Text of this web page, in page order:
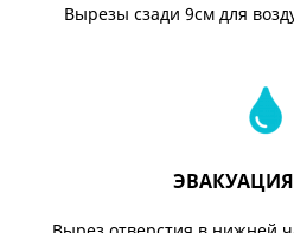
Вырезы сзади 9см для